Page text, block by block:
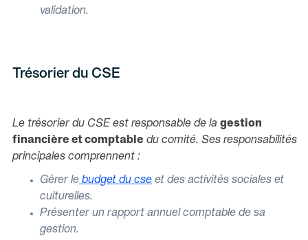
validation.
Trésorier du CSE
Le trésorier du CSE est responsable de la gestion
financière et comptable du comité. Ses responsabilités
principales comprennent :
Gérer le budget du cse et des activités sociales et
culturelles.
Présenter un rapport annuel comptable de sa
gestion.